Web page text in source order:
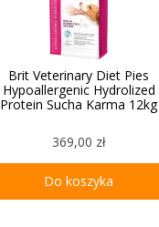
Brit Veterinary Diet Pies
Hypoallergenic Hydrolized
Protein Sucha Karma 12kg
369,00 zł
Do koszyka